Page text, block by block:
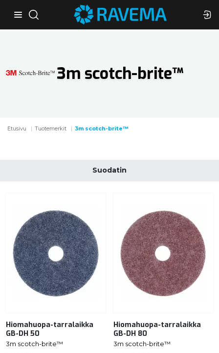
Etusivu Tuotemerkit 3m scotch-brite™
3m scotch-brite™
Suodatin
Hiomahuopa-tarralaikka
GB-DH 50
3m scotch-brite™
Hiomahuopa-tarralaikka
GB-DH 80
3m scotch-brite™